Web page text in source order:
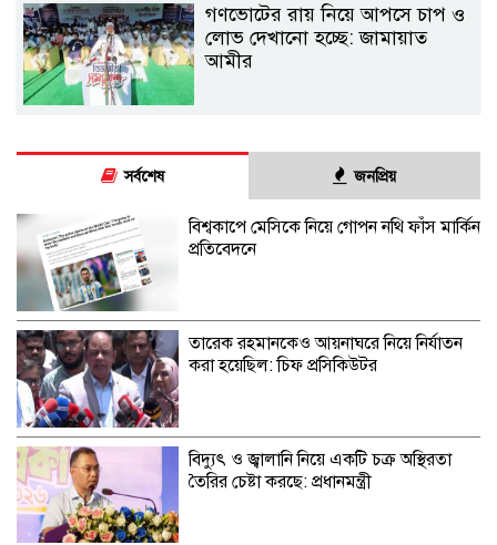
গণভোটের রায় নিয়ে আপসে চাপ ও
লোভ দেখানো হচ্ছে: জামায়াত
আমীর
সর্বশেষ জনপ্রিয়
বিশ্বকাপে মেসিকে নিয়ে গোপন নথি ফাঁস মার্কিন
প্রতিবেদনে
তারেক রহমানকেও আয়নাঘরে নিয়ে নির্যাতন
করা হয়েছিল: চিফ প্রসিকিউটর
বিদ্যুৎ ও জ্বালানি নিয়ে একটি চক্র অস্থিরতা
তৈরির চেষ্টা করছে: প্রধানমন্ত্রী